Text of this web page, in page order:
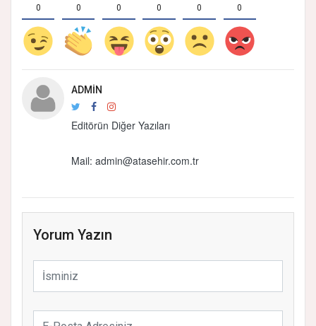
0 0 0 0 0 0
ADMIN
Editörün Diğer Yazıları
Mail: admin@atasehir.com.tr
Yorum Yazın